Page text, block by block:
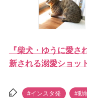
『柴犬・ゆうに愛
新される溺愛ショッ
#インスタ発 #動